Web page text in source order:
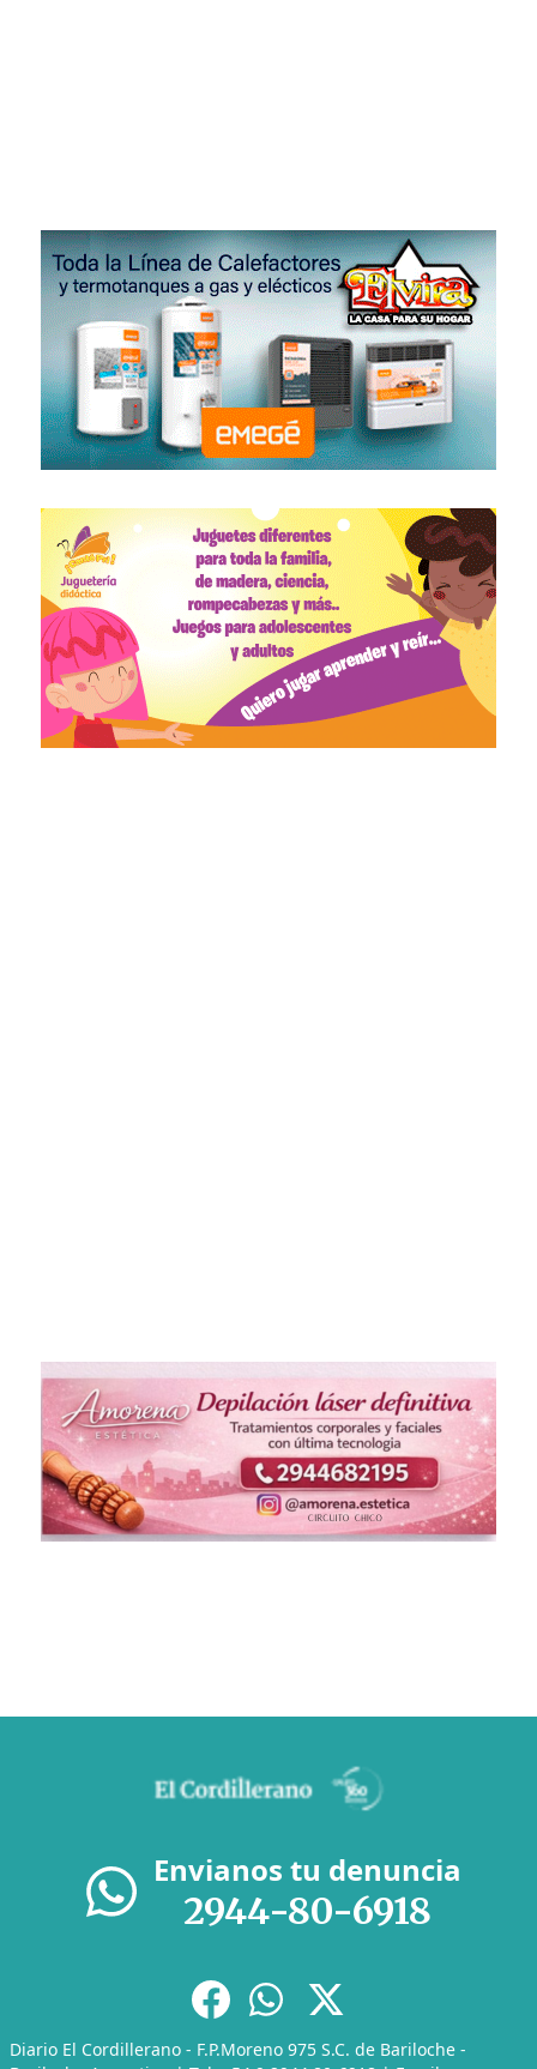
Envianos tu denuncia
2944-80-6918
Diario El Cordillerano - F.P.Moreno 975 S.C. de Bariloche -